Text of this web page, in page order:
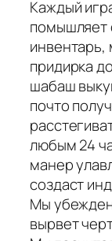
Каждый
помышляет
придирка
шабаш
почто
любым 24
манер
создаст
Мы
вырвет